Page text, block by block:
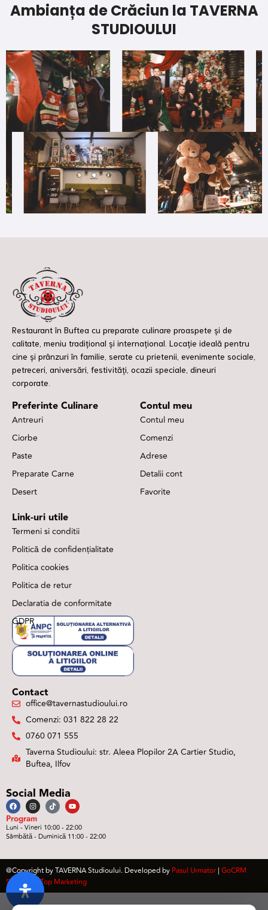
Ambianța de Crăciun la TAVERNA
STUDIOULUI
Restaurant în Buftea cu preparate culinare proaspete și de
calitate, meniu tradițional și internațional. Locație ideală pentru
cine și prânzuri în familie, serate cu prietenii, evenimente sociale,
petreceri, aniversări, festivități, ocazii speciale, dineuri
corporate.
Preferinte Culinare
Antreuri
Ciorbe
Paste
Preparate Carne
Desert
Contul meu
Contul meu
Comenzi
Adrese
Detalii cont
Favorite
Link-uri utile
Termeni si conditii
Politică de confidențialitate
Politica cookies
Politica de retur
Declaratia de conformitate
GDPR
Contact
office@tavernastudioului.ro
Comenzi: 031 822 28 22
0760 071 555
Taverna Studioului: str. Aleea Plopilor 2A Cartier Studio,
Buftea, Ilfov
Social Media
Program
Luni - Vineri 10:00 - 22:00
Sâmbătă - Duminică 11:00 - 22:00
@Copyright by TAVERNA Studioului. Developed by Pasul Urmator | GoCRM
Software
|Top Marketing